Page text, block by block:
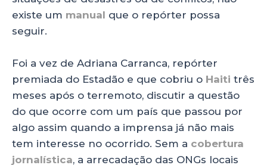
existe um manual que o repórter possa
seguir.
Foi a vez de Adriana Carranca, repórter
premiada do Estadão e que cobriu o Haiti três
meses após o terremoto, discutir a questão
do que ocorre com um país que passou por
algo assim quando a imprensa já não mais
tem interesse no ocorrido. Sem a cobertura
jornalística, a arrecadação das ONGs locais